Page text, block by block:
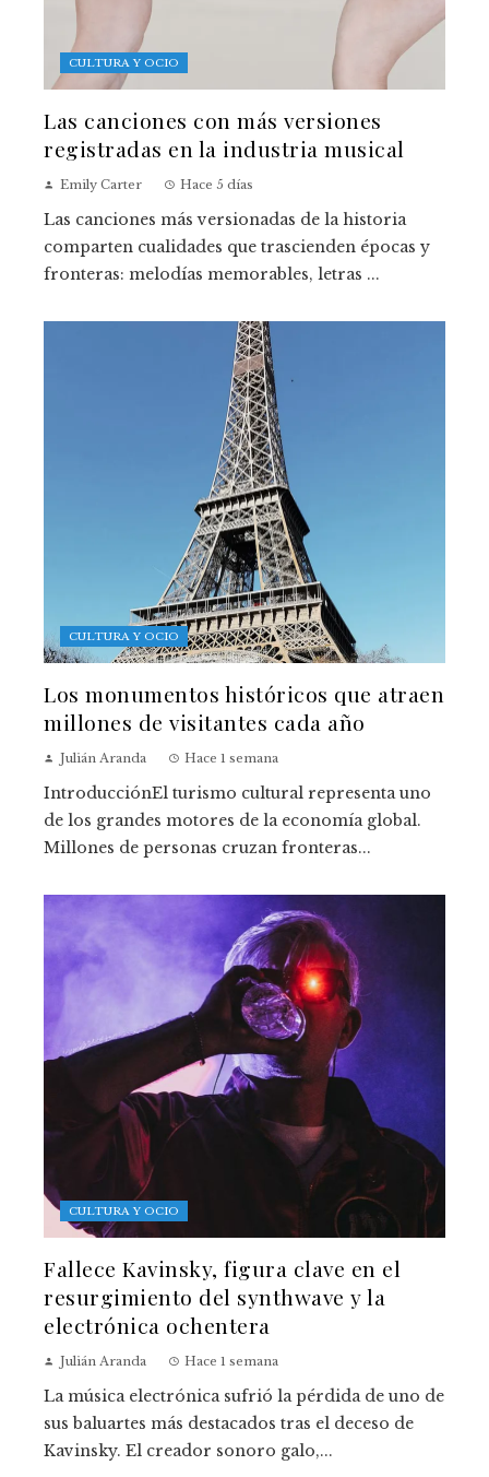
CULTURA Y OCIO
Las canciones con más versiones
registradas en la industria musical
Emily Carter Hace 5 días
Las canciones más versionadas de la historia
comparten cualidades que trascienden épocas y
fronteras: melodías memorables, letras ...
CULTURA Y OCIO
Los monumentos históricos que atraen
millones de visitantes cada año
Julián Aranda Hace 1 semana
IntroducciónEl turismo cultural representa uno
de los grandes motores de la economía global.
Millones de personas cruzan fronteras...
CULTURA Y OCIO
Fallece Kavinsky, figura clave en el
resurgimiento del synthwave y la
electrónica ochentera
Julián Aranda Hace 1 semana
La música electrónica sufrió la pérdida de uno de
sus baluartes más destacados tras el deceso de
Kavinsky. El creador sonoro galo,...